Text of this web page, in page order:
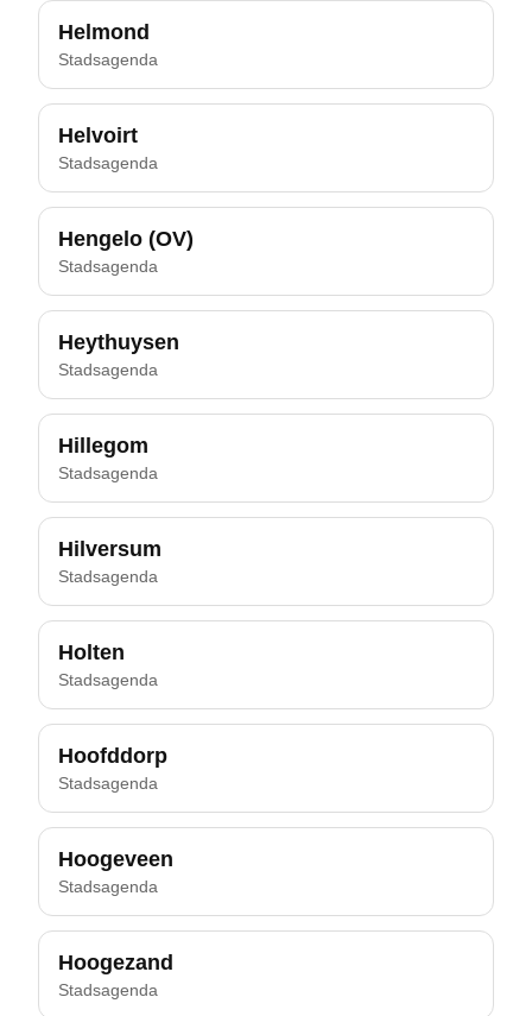
Helmond
Stadsagenda
Helvoirt
Stadsagenda
Hengelo (OV)
Stadsagenda
Heythuysen
Stadsagenda
Hillegom
Stadsagenda
Hilversum
Stadsagenda
Holten
Stadsagenda
Hoofddorp
Stadsagenda
Hoogeveen
Stadsagenda
Hoogezand
Stadsagenda